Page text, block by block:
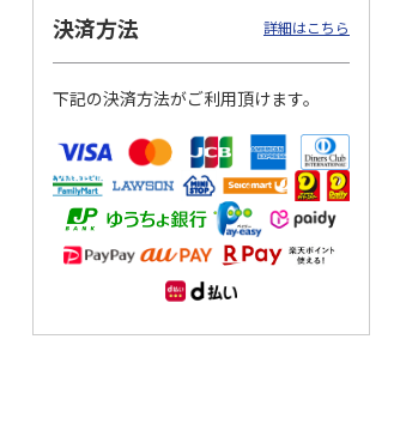
決済方法 詳細はこちら
下記の決済方法がご利用頂けます。